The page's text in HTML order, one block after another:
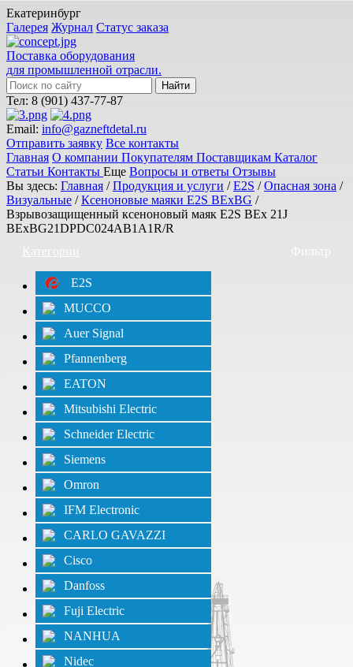
Екатеринбург
Галерея Журнал Статус заказа
Поставка оборудования
для промышленной отрасли.
Тел: 8 (901) 437-77-87
Email: info@gazneftdetal.ru
Отправить заявку Все контакты
Главная О компании Покупателям Поставщикам Каталог
Статьи Контакты Еще Вопросы и ответы Отзывы
Вы здесь: Главная /Продукция и услуги /E2S /Опасная зона /
Визуальные /Ксеноновые маяки E2S BExBG /
Взрывозащищенный ксеноновый маяк E2S BEx 21J
BExBG21DPDC024AB1A1R/R
Категории
Фильтр
E2S
MUCCO
Auer Signal
Pfannenberg
EATON
Mitsubishi Electric
Schneider Electric
Siemens
Omron
IFM Electronic
CARLO GAVAZZI
Cisco
Danfoss
Fuji Electric
NANHUA
Nidec